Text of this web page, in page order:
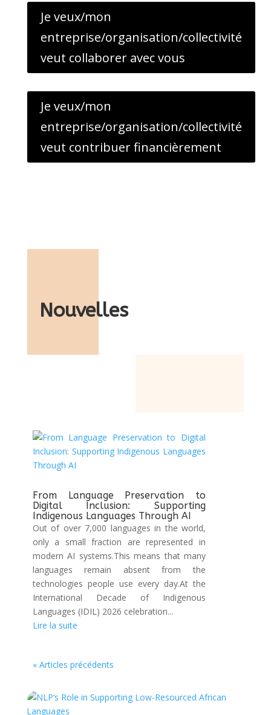
Je veux/mon
entreprise/organisation/collectivité
veut collaborer avec vous
Je veux/mon
entreprise/organisation/collectivité
veut contribuer financièrement
Nouvelles
From Language Preservation to
Digital Inclusion: Supporting
Indigenous Languages Through AI
Out of over 7,000 languages in the world,
only a small fraction are represented in
modern AI systems.This means that many
languages remain absent from the
technologies people use every day.At the
International Decade of Indigenous
Languages (IDIL) 2026 celebration...
Lire la suite
« Articles précédents